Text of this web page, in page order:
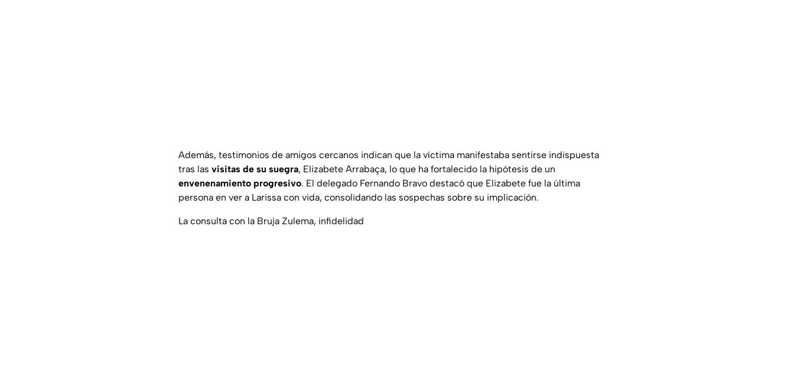
Además, testimonios de amigos cercanos indican que la víctima manifestaba sentirse indispuesta
tras las visitas de su suegra, Elizabete Arrabaça, lo que ha fortalecido la hipótesis de un
envenenamiento progresivo. El delegado Fernando Bravo destacó que Elizabete fue la última
persona en ver a Larissa con vida, consolidando las sospechas sobre su implicación.
La consulta con la Bruja Zulema, infidelidad